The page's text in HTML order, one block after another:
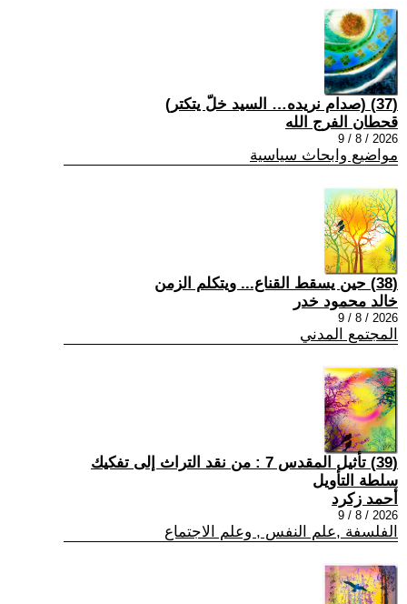
(37) (صدام نريده… السيد خلّ يتكتر)
قحطان الفرج الله
2026 / 8 / 9
مواضيع وابحاث سياسية
(38) حين يسقط القناع... ويتكلم الزمن
خالد محمود خدر
2026 / 8 / 9
المجتمع المدني
(39) تأثيل المقدس 7 : من نقد التراث إلى تفكيك
سلطة التأويل
أحمد زكرد
2026 / 8 / 9
الفلسفة ,علم النفس , وعلم الاجتماع